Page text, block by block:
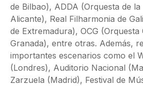
de Bilbao), ADDA (Orquesta de
Alicante), Real Filharmonia de
de Extremadura), OCG (Orquesta
Granada), entre otras. Además,
importantes escenarios como el
(Londres), Auditorio Nacional
Zarzuela (Madrid), Festival de